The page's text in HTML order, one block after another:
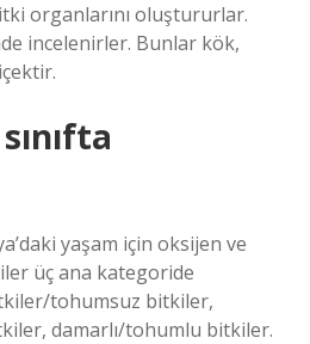
organlarını oluştururlar.
incelenirler. Bunlar kök,
yaşam için oksijen ve
üç ana kategoride
tohumsuz bitkiler,
damarlı/tohumlu bitkiler.